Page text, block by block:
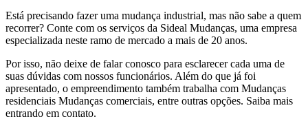
Está precisando fazer uma mudança industrial, mas não sabe a quem
recorrer? Conte com os serviços da Sideal Mudanças, uma empresa
especializada neste ramo de mercado a mais de 20 anos.
Por isso, não deixe de falar conosco para esclarecer cada uma de
suas dúvidas com nossos funcionários. Além do que já foi
apresentado, o empreendimento também trabalha com Mudanças
residenciais Mudanças comerciais, entre outras opções. Saiba mais
entrando em contato.